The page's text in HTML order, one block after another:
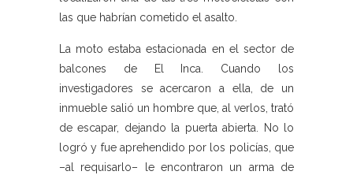
las que habrían cometido el asalto.
La moto estaba estacionada en el sector de
balcones de El Inca. Cuando los
investigadores se acercaron a ella, de un
inmueble salió un hombre que, al verlos, trató
de escapar, dejando la puerta abierta. No lo
logró y fue aprehendido por los policías, que
–al requisarlo– le encontraron un arma de